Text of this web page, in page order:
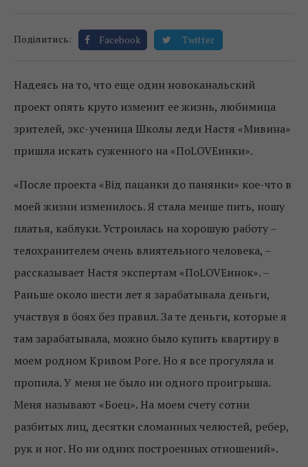
Поділитись: Facebook Twitter
Надеясь на то, что еще один новоканальский
проект опять круто изменит ее жизнь, любимица
зрителей, экс-ученица Школы леди Настя «Мивина»
пришла искать суженного на «ПоLOVEинки».
«После проекта «Від пацанки до панянки» кое-что в
моей жизни изменилось. Я стала менше пить, ношу
платья, каблуки. Устроилась на хорошую работу –
телохранителем очень влиятельного человека, –
рассказывает Настя экспертам «ПоLOVEинок». –
Раньше около шести лет я зарабатывала деньги,
участвуя в боях без правил. За те деньги, которые я
там зарабатывала, можно было купить квартиру в
моем родном Кривом Роге. Но я все прогуляла и
пропила. У меня не было ни одного проигрыша.
Меня называют «Боец». На моем счету сотни
разбитых лиц, десятки сломанных челюстей, ребер,
рук и ног. Но ни одних построенных отношений».